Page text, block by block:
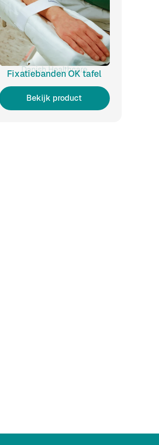
Danish Healthcare
Fixatiebanden OK tafel
Bekijk product